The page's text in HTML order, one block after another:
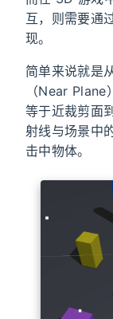
互，则需要通
现。
简单来说就是
（Near
等于近裁剪面
射线与场景中
击中物体。